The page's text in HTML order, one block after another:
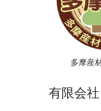
多摩産
有限会